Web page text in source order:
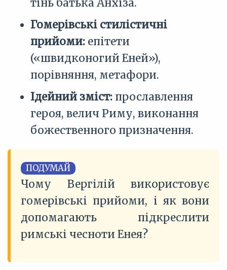
тінь батька Анхіза.
Гомерівські стилістичні
прийоми: епітети
(«швидконогий Еней»),
порівняння, метафори.
Ідейний зміст: прославлення
героя, велич Риму, виконання
божественного призначення.
ПОДУМАЙ
Чому Вергілій використовує
гомерівські прийоми, і як вони
допомагають підкреслити
римські чесноти Енея?